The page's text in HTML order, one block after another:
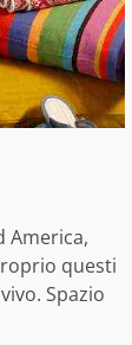
America,
questi
Spazio